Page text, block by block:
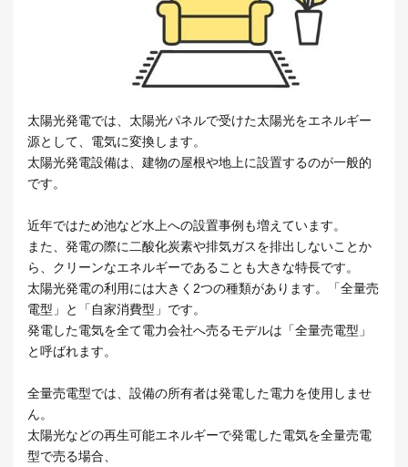
太陽光発電では、太陽光パネルで受けた太陽光をエネルギー
源として、電気に変換します。
太陽光発電設備は、建物の屋根や地上に設置するのが一般的
です。
近年ではため池など水上への設置事例も増えています。
また、発電の際に二酸化炭素や排気ガスを排出しないことか
ら、クリーンなエネルギーであることも大きな特長です。
太陽光発電の利用には大きく2つの種類があります。「全量売
電型」と「自家消費型」です。
発電した電気を全て電力会社へ売るモデルは「全量売電型」
と呼ばれます。
全量売電型では、設備の所有者は発電した電力を使用しませ
ん。
太陽光などの再生可能エネルギーで発電した電気を全量売電
型で売る場合、